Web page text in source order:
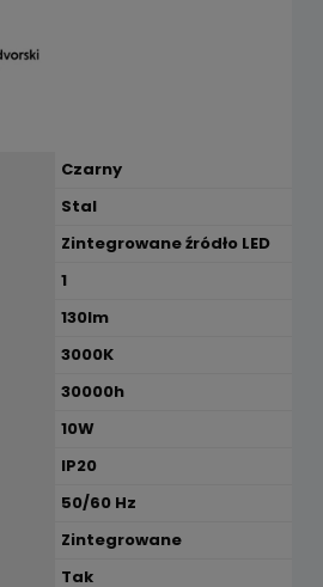
Czarny
Stal
Zintegrowane źródło LED
1
130lm
3000K
30000h
10W
IP20
50/60 Hz
Zintegrowane
Tak